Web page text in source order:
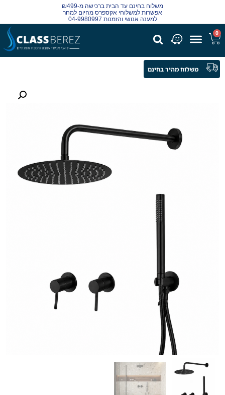
משלוח בחינם עד הבית ברכישה מ-₪499
אפשרות למשלוחי אקספרס מהיום למחר
למענה אנושי והזמנות 04-9980997
0
משלוח מהיר בחינם